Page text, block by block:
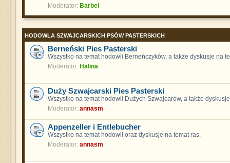
Moderator: Barbel
HODOWLA SZWAJCARSKICH PSÓW PASTERSKICH
Berneński Pies Pasterski
Wszystko na temat hodowli Berneńczyków, a także dyskusje na
Moderator: Halina
Duży Szwajcarski Pies Pasterski
Wszystko na temat hodowli Dużych Szwajcarów, a także
Moderator: annasm
Appenzeller i Entlebucher
Wszystko na temat hodowli oraz dyskusje na temat ras.
Moderator: annasm